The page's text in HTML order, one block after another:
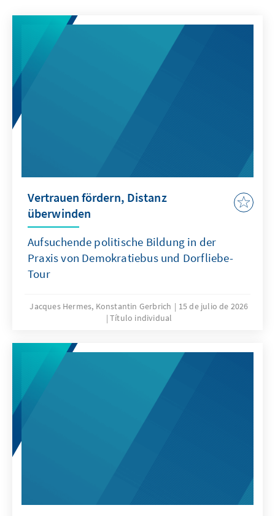
Vertrauen fördern, Distanz
überwinden
Aufsuchende politische Bildung in der
Praxis von Demokratiebus und Dorfliebe-
Tour
Jacques Hermes, Konstantin Gerbrich
15 de julio de 2026
Título individual